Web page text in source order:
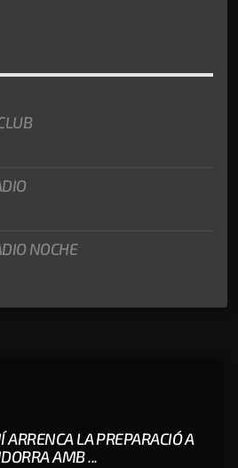
NOCHE
ARRENCA LA PREPARACIÓ A
AMB ...